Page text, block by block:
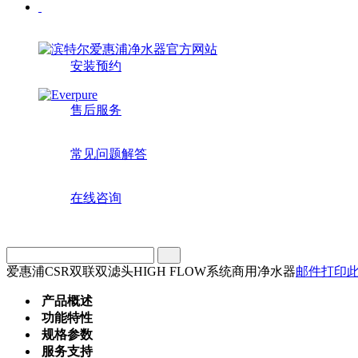
安装预约
售后服务
常见问题解答
在线咨询
爱惠浦CSR双联双滤头HIGH FLOW系统商用净水器邮件打印
产品概述
功能特性
规格参数
服务支持